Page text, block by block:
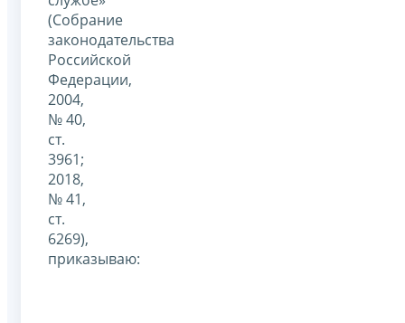
(Собрание
законодательства
Российской
Федерации,
2004,
№ 40,
ст.
3961;
2018,
№ 41,
ст.
6269),
приказываю: